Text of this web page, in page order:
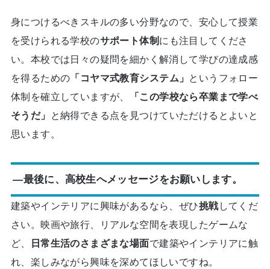
身につけるべきスキルの多い分野なので、安心して授業
を受けられる学校のサポート体制 にも注目してくださ
い。本校では日々の疑問を細かく解消して学びの達成感
を得るための 「コヤマ式教育システム」 というフォロー
体制を確立していますが、
「この学校なら卒業まで学べ
そうだ」 と納得できる点を見つけていただけるとよいと
思います。
―最後に、高校生へメッセージをお願いします。
建築やインテリアに興味があるなら、ぜひ挑戦してくだ
さい。映画や旅行、リアルな空間を表現したゲームな
ど、
日常生活のさまざまな場面で建築やインテリアに触
れ、楽しみながら興味を深めてほしいですね。